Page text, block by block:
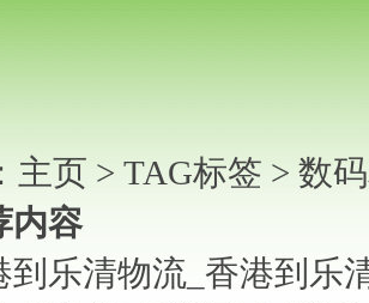
： 主页 > TAG标签 > 数
内容
到乐清物流_香港到乐